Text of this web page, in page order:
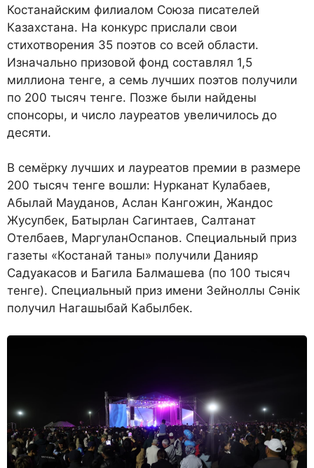
Костанайским филиалом Союза писателей
Казахстана. На конкурс прислали свои
стихотворения 35 поэтов со всей области.
Изначально призовой фонд составлял 1,5
миллиона тенге, а семь лучших поэтов получили
по 200 тысяч тенге. Позже были найдены
спонсоры, и число лауреатов увеличилось до
десяти.
В семёрку лучших и лауреатов премии в размере
200 тысяч тенге вошли: Нурканат Кулабаев,
Абылай Мауданов, Аслан Кангожин, Жандос
Жусупбек, Батырлан Сагинтаев, Салтанат
Отелбаев, МаргуланОспанов. Специальный приз
газеты «Костанай таны» получили Данияр
Садуакасов и Багила Балмашева (по 100 тысяч
тенге). Специальный приз имени Зейноллы Сәнік
получил Нагашыбай Кабылбек.